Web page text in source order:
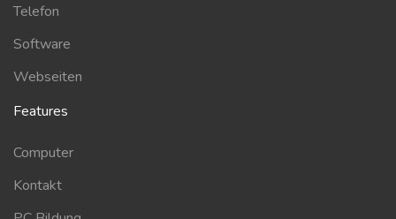
Telefon
Software
Webseiten
Features
Computer
Kontakt